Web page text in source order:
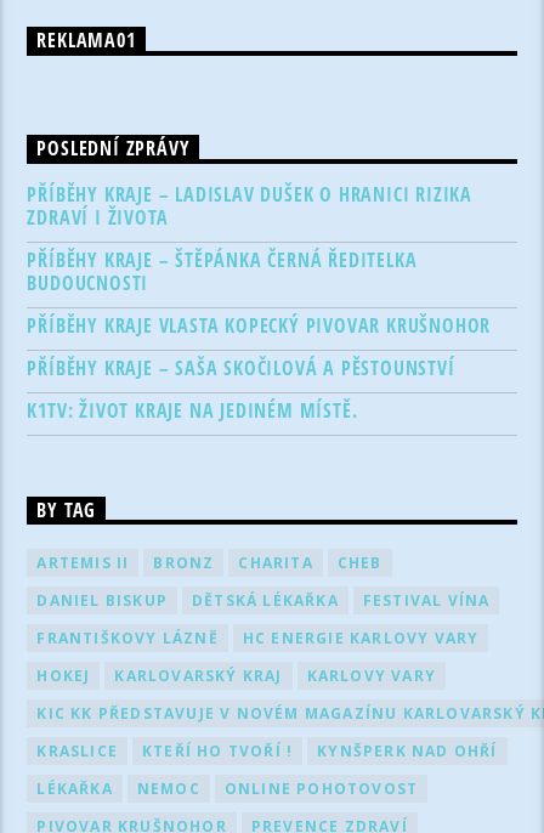
REKLAMA01
POSLEDNÍ ZPRÁVY
PŘÍBĚHY KRAJE – LADISLAV DUŠEK O HRANICI RIZIKA
ZDRAVÍ I ŽIVOTA
PŘÍBĚHY KRAJE – ŠTĚPÁNKA ČERNÁ ŘEDITELKA
BUDOUCNOSTI
PŘÍBĚHY KRAJE VLASTA KOPECKÝ PIVOVAR KRUŠNOHOR
PŘÍBĚHY KRAJE – SAŠA SKOČILOVÁ A PĚSTOUNSTVÍ
K1TV: ŽIVOT KRAJE NA JEDINÉM MÍSTĚ.
BY TAG
ARTEMIS II BRONZ CHARITA
CHEB
DANIEL BISKUP
DĚTSKÁ LÉKAŘKA
FESTIVAL VÍNA
FRANTIŠKOVY LÁZNĚ
HC ENERGIE KARLOVY VARY
HOKEJ
KARLOVARSKÝ KRAJ
KARLOVY VARY
KIC KK PŘEDSTAVUJE V NOVÉM MAGAZÍNU KARLOVARSKÝ
KRASLICE
KTEŘÍ HO TVOŘÍ !
KYNŠPERK NAD OHŘÍ
LÉKAŘKA
NEMOC
ONLINE POHOTOVOST
PIVOVAR KRUŠNOHOR
PREVENCE ZDRAVÍ